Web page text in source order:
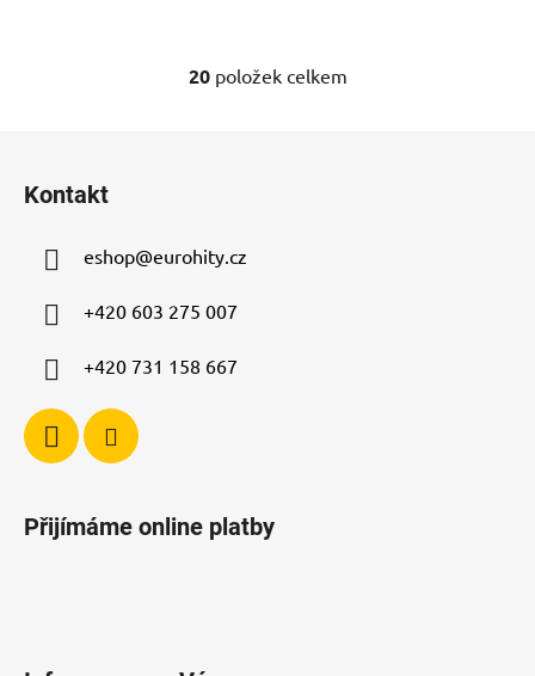
O
s
20položek celkem
Kontakt
eshop@eurohity.cz
+420 603 275 007
+420 731 158 667
Přijímáme online platby